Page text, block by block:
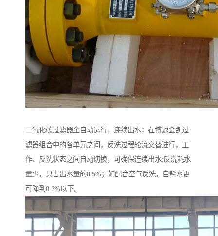
二氧化碳过滤器全自动运行，连续出水：在博源金凯过
滤器组合中的各单元之间，反洗过程轮流交替进行，工
作、反洗状态之间自动切换，可确保连续出水;反洗耗水
量少，只占出水量的0.5%；如配合空气反洗，自耗水更
可降到0.2%以下。